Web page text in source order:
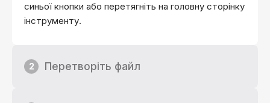
синьої кнопки або перетягніть на головну сторінку
інструменту.
2 Перетворіть файл